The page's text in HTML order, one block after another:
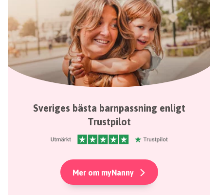
Sveriges bästa barnpassning enligt
Trustpilot
Mer om myNanny